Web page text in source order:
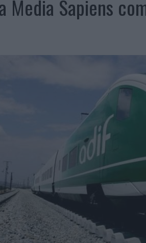
A PRUEBA LA ESTRATEGIA DIGITAL DE LAS MARCAS
LOS RECUERDOS EN SOUVENIRS CON IA
DIEZ EMPRESAS ESPAÑOLAS NO INTEGRAN LA INFANCIA
SIGUE LIDERANDO EL CONSUMO DE MEDIOS EN
IA GENERATIVA ALCANZA YA AL 62% DE LOS ESPAÑOLES
A KIMBERLY BASTONI COMO NUEVA DIRECTORA
LANZAN UNA COLECCIÓN PERSONALIZABLE
SUBIENDO EL LISTÓN DE LA CREATIVIDAD
LANZA RAÍZ URBANA PARA TRANSFORMAR EL
INCORPORA A CASONÁ Y ASUME LA GESTIÓN
& RESORTS ACERCA EL PARAÍSO CANARIO EN SU
(BURGO DE ARIAS): “LA CONSTRUCCIÓN DE MARCA A
Media Sapiens